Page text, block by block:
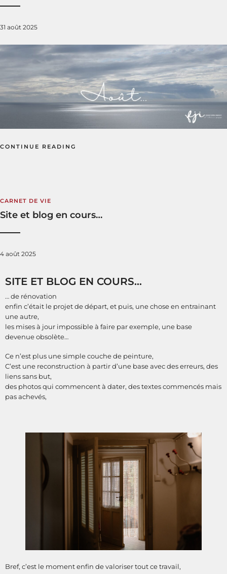
31 août 2025
CONTINUE READING
CARNET DE VIE
Site et blog en cours…
4 août 2025
SITE ET BLOG EN COURS…
… de rénovation
enfin c’était le projet de départ, et puis, une chose en entrainant
une autre,
les mises à jour impossible à faire par exemple, une base
devenue obsolète…
Ce n’est plus une simple couche de peinture,
C’est une reconstruction à partir d’une base avec des erreurs, des
liens sans but,
des photos qui commencent à dater, des textes commencés mais
pas achevés,
Bref, c’est le moment enfin de valoriser tout ce travail,